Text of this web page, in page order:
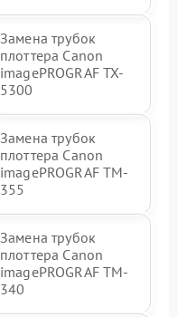
Замена трубок
плоттера Canon
imagePROGRAF TX-
5300
Замена трубок
плоттера Canon
imagePROGRAF TM-
355
Замена трубок
плоттера Canon
imagePROGRAF TM-
340